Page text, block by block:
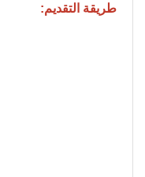
طريقة التقديم: